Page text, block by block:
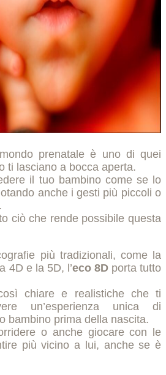
prenatale è uno di quei
ti lasciano a bocca aperta.
il tuo bambino come se lo
anche i gesti più piccoli o
ciò che rende possibile questa
più tradizionali, come la
4D e la 5D, l’eco 8Dporta tutto
chiare e realistiche che ti
un’esperienza unica di
bambino prima della nascita.
o anche giocare con le
più vicino a lui, anche se è